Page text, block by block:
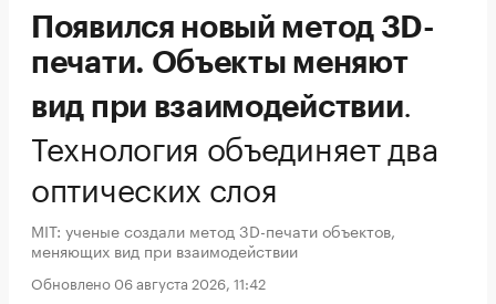
Появился новый метод 3D-
печати. Объекты меняют
вид при взаимодействии.
Технология объединяет два
оптических слоя
MIT: ученые создали метод 3D-печати объектов,
меняющих вид при взаимодействии
Обновлено 06 августа 2026, 11:42